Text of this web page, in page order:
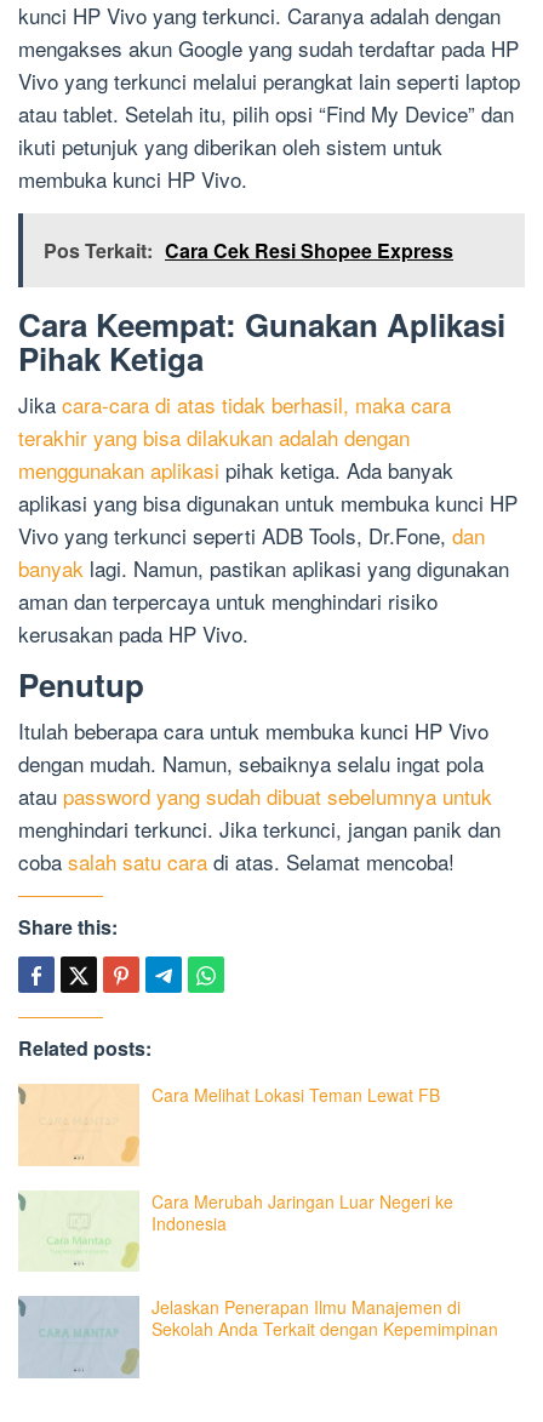
kunci HP Vivo yang terkunci. Caranya adalah dengan
mengakses akun Google yang sudah terdaftar pada HP
Vivo yang terkunci melalui perangkat lain seperti laptop
atau tablet. Setelah itu, pilih opsi “Find My Device” dan
ikuti petunjuk yang diberikan oleh sistem untuk
membuka kunci HP Vivo.
Pos Terkait: Cara Cek Resi Shopee Express
Cara Keempat: Gunakan Aplikasi
Pihak Ketiga
Jika cara-cara di atas tidak berhasil, maka cara
terakhir yang bisa dilakukan adalah dengan
menggunakan aplikasi pihak ketiga. Ada banyak
aplikasi yang bisa digunakan untuk membuka kunci HP
Vivo yang terkunci seperti ADB Tools, Dr.Fone, dan
banyak lagi. Namun, pastikan aplikasi yang digunakan
aman dan terpercaya untuk menghindari risiko
kerusakan pada HP Vivo.
Penutup
Itulah beberapa cara untuk membuka kunci HP Vivo
dengan mudah. Namun, sebaiknya selalu ingat pola
atau password yang sudah dibuat sebelumnya untuk
menghindari terkunci. Jika terkunci, jangan panik dan
coba salah satu cara di atas. Selamat mencoba!
Share this:
Related posts:
Cara Melihat Lokasi Teman Lewat FB
Cara Merubah Jaringan Luar Negeri ke
Indonesia
Jelaskan Penerapan Ilmu Manajemen di
Sekolah Anda Terkait dengan Kepemimpinan